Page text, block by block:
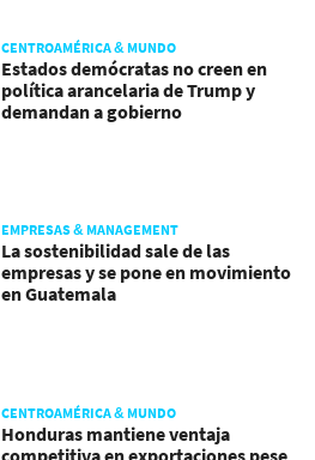
CENTROAMÉRICA & MUNDO
Estados demócratas no creen en
política arancelaria de Trump y
demandan a gobierno
EMPRESAS & MANAGEMENT
La sostenibilidad sale de las
empresas y se pone en movimiento
en Guatemala
CENTROAMÉRICA & MUNDO
Honduras mantiene ventaja
competitiva en exportaciones pese